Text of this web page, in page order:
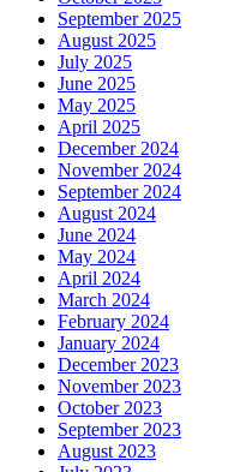
September 2025
August 2025
July 2025
June 2025
May 2025
April 2025
December 2024
November 2024
September 2024
August 2024
June 2024
May 2024
April 2024
March 2024
February 2024
January 2024
December 2023
November 2023
October 2023
September 2023
August 2023